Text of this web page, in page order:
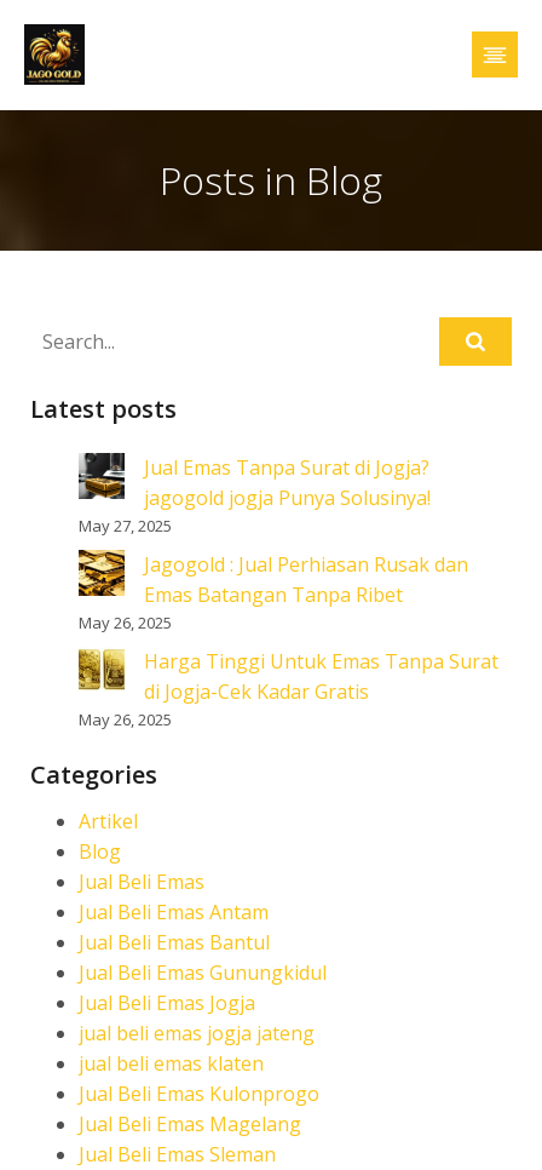
Posts in Blog
Latest posts
Jual Emas Tanpa Surat di Jogja?
jagogold jogja Punya Solusinya!
May 27, 2025
Jagogold : Jual Perhiasan Rusak dan
Emas Batangan Tanpa Ribet
May 26, 2025
Harga Tinggi Untuk Emas Tanpa Surat
di Jogja-Cek Kadar Gratis
May 26, 2025
Categories
Artikel
Blog
Jual Beli Emas
Jual Beli Emas Antam
Jual Beli Emas Bantul
Jual Beli Emas Gunungkidul
Jual Beli Emas Jogja
jual beli emas jogja jateng
jual beli emas klaten
Jual Beli Emas Kulonprogo
Jual Beli Emas Magelang
Jual Beli Emas Sleman